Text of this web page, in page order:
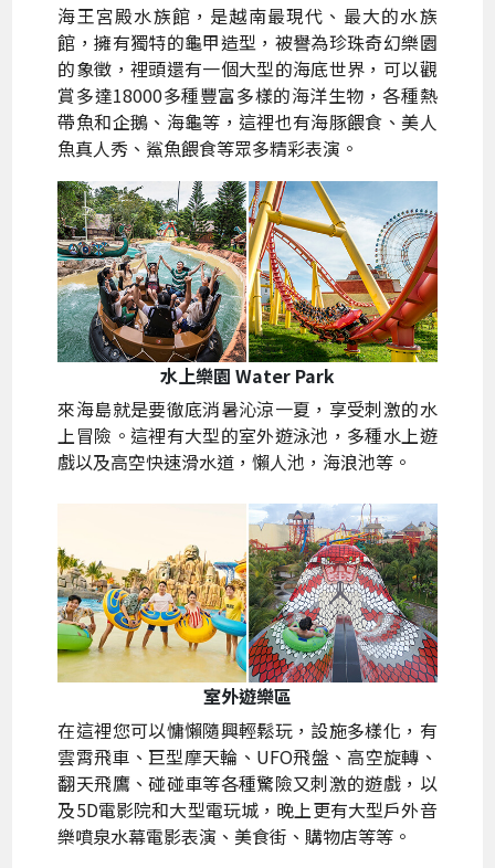
海王宮殿水族館，是越南最現代、最大的水族
館，擁有獨特的龜甲造型，被譽為珍珠奇幻樂園
的象徵，裡頭還有一個大型的海底世界，可以觀
賞多達18000多種豐富多樣的海洋生物，各種熱
帶魚和企鵝、海龜等，這裡也有海豚餵食、美人
魚真人秀、鯊魚餵食等眾多精彩表演。
水上樂園 Water Park
來海島就是要徹底消暑沁涼一夏，享受刺激的水
上冒險。這裡有大型的室外遊泳池，多種水上遊
戲以及高空快速滑水道，懶人池，海浪池等。
室外遊樂區
在這裡您可以慵懶隨興輕鬆玩，設施多樣化，有
雲霄飛車、巨型摩天輪、UFO飛盤、高空旋轉、
翻天飛鷹、碰碰車等各種驚險又刺激的遊戲，以
及5D電影院和大型電玩城，晚上更有大型戶外音
樂噴泉水幕電影表演、美食街、購物店等等。